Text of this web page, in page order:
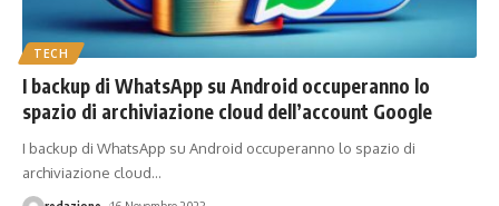
TECH
I backup di WhatsApp su Android occuperanno lo
spazio di archiviazione cloud dell’account Google
I backup di WhatsApp su Android occuperanno lo spazio di
archiviazione cloud…